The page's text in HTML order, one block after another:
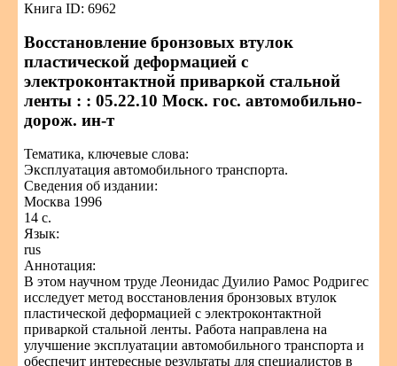
Книга ID: 6962
Восстановление бронзовых втулок
пластической деформацией с
электроконтактной приваркой стальной
ленты : : 05.22.10 Моск. гос. автомобильно-
дорож. ин-т
Тематика, ключевые слова:
Эксплуатация автомобильного транспорта.
Сведения об издании:
Москва 1996
14 с.
Язык:
rus
Аннотация:
В этом научном труде Леонидас Дуилио Рамос Родригес
исследует метод восстановления бронзовых втулок
пластической деформацией с электроконтактной
приваркой стальной ленты. Работа направлена на
улучшение эксплуатации автомобильного транспорта и
обеспечит интересные результаты для специалистов в